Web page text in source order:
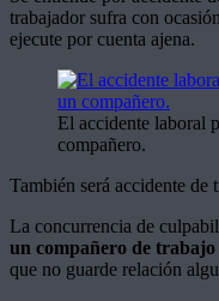
trabajador sufra con
ejecute por cuenta ajena.
El accidente laboral
compañero.
También será accidente de
La concurrencia de
un compañero de trabajo
que no guarde relación